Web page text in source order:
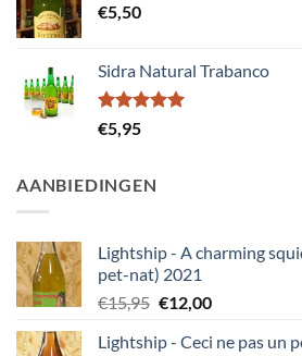
€5,50
Sidra Natural Trabanco
Gewaardeerd
5.00
€5,95
AANBIEDINGEN
Lightship - A charming
pet-nat) 2021
€15,95 Oorspronkelijke
was:
€12,00Huidige
is:
Lightship - Ceci ne pas un